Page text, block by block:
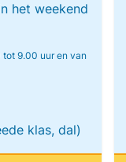
het weekend
tot 9.00 uur en van
klas, dal)